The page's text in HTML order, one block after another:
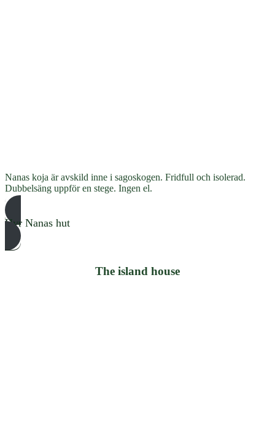
Nanas koja är avskild inne i sagoskogen. Fridfull och isolerad.
Dubbelsäng uppför en stege. Ingen el.
Hyr Nanas hut
The island house